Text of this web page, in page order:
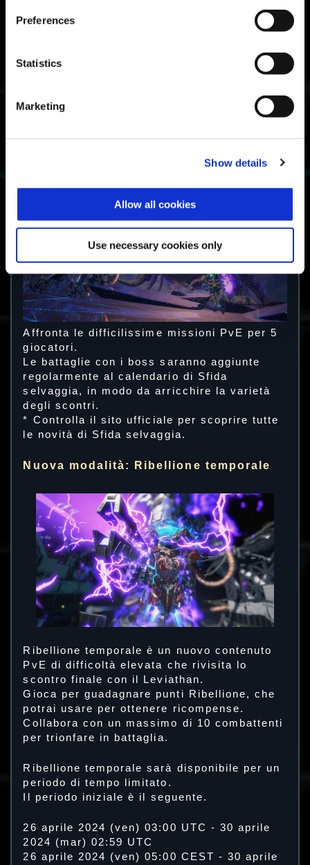
Preferences
Statistics
Marketing
Show details
Allow all cookies
Use necessary cookies only
combattimento delle exocorazze.
Questi nuovi moduli sono stati aggiunti
ricompense livello corazza della serie
Affronta le difficilissime missioni PvE per 5
giocatori.
Le battaglie con i boss saranno aggiunte
regolarmente al calendario di Sfida
selvaggia, in modo da arricchire la varietà
degli scontri.
* Controlla il sito ufficiale per scoprire tutte
le novità di Sfida selvaggia.
Nuova modalità: Ribellione temporale
Ribellione temporale è un nuovo contenuto
PvE di difficoltà elevata che rivisita lo
scontro finale con il Leviathan.
Gioca per guadagnare punti Ribellione, che
potrai usare per ottenere ricompense.
Collabora con un massimo di 10 combattenti
per trionfare in battaglia.
Ribellione temporale sarà disponibile per un
periodo di tempo limitato.
Il periodo iniziale è il seguente.
26 aprile 2024 (ven) 03:00 UTC - 30 aprile
2024 (mar) 02:59 UTC
26 aprile 2024 (ven) 05:00 CEST - 30 aprile